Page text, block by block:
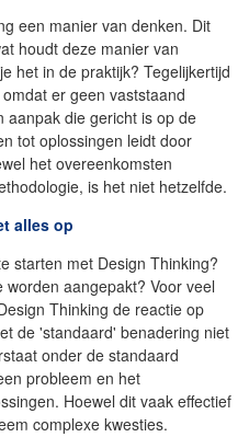
een manier van denken. Dit
houdt deze manier van
het in de praktijk? Tegelijkertijd
er geen vaststaand
aanpak die gericht is op de
tot oplossingen leidt door
het overeenkomsten
is het niet hetzelfde.
alles op
starten met Design Thinking?
aangepakt? Voor veel
Thinking de reactie op
de 'standaard' benadering niet
onder de standaard
probleem en het
Hoewel dit vaak effectief
complexe kwesties.